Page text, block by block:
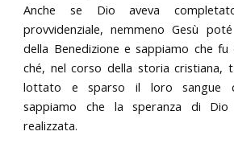
Anche se Dio aveva
provvidenziale, nemmeno Gesù
della Benedizione e sappiamo che
ché, nel corso della storia cristiana,
lottato e sparso il loro sangue
sappiamo che la speranza di
realizzata.